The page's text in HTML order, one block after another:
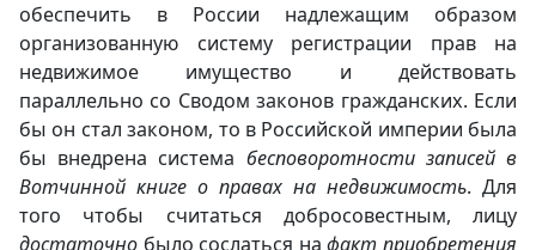
обеспечить в России надлежащим образом
организованную систему регистрации прав на
недвижимое имущество и действовать
параллельно со Сводом законов гражданских. Если
бы он стал законом, то в Российской империи была
бы внедрена система бесповоротности записей в
Вотчинной книге о правах на недвижимость. Для
того чтобы считаться добросовестным, лицу
достаточно было сослаться нафакт приобретения